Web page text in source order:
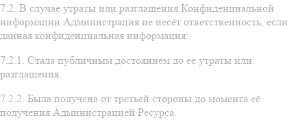
7.2. В случае утраты или разглашения Конфиденциальной
информации Администрация не несёт ответственность, если
данная конфиденциальная информация:
7.2.1. Стала публичным достоянием до её утраты или
разглашения.
7.2.2. Была получена от третьей стороны до момента её
получения Администрацией Ресурса.